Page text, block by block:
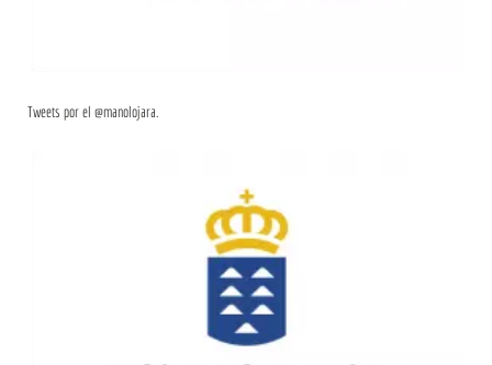
Tweets por el @manolojara.